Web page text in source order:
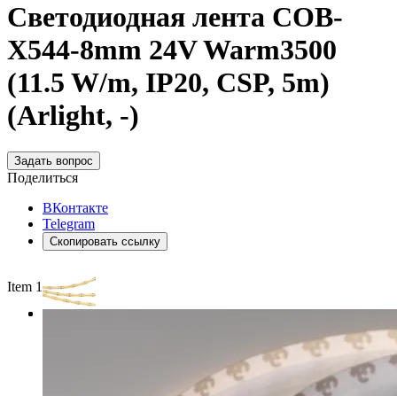
Светодиодная лента COB-
X544-8mm 24V Warm3500
(11.5 W/m, IP20, CSP, 5m)
(Arlight, -)
Задать вопрос
Поделиться
ВКонтакте
Telegram
Скопировать ссылку
Item 1 of 3